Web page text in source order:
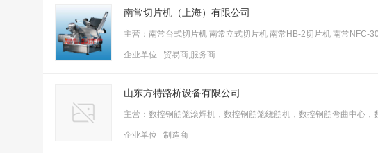
南常切片机（上海）有限公司
主营：南常台式切片机 南常立式切片机 南常HB-2切片机 南常NFC-
企业单位 贸易商,服务商
山东方特路桥设备有限公司
主营：数控钢筋笼滚焊机，数控钢筋笼绕筋机，数控钢筋弯曲中心
企业单位 制造商